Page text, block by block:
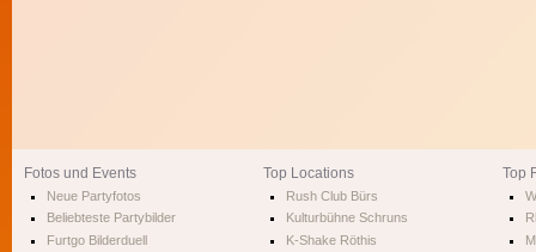
Fotos und Events
Neue Partyfotos
Beliebteste Partybilder
Furtgo Bilderduell
Top Locations
Rush Club Bürs
Kulturbühne Schruns
K-Shake Röthis
Top